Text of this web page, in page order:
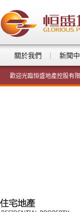
關於我們 新聞
歡迎光臨恒盛地產控股有